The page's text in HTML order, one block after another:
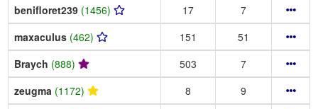
benifloret239 (1456) 17
7
maxaculus (462) 151
51
Braych (888) 503
7
zeugma (1172) 8
9